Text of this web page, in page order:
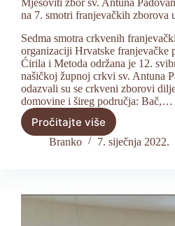
Mješoviti zbor sv. Antuna
na 7. smotri franjevačkih zborova
Sedma smotra crkvenih
organizaciji Hrvatske franjevačke
Ćirila i Metoda održana je 12.
našičkoj župnoj crkvi sv. Antuna
odazvali su se crkveni zborovi
domovine i šireg područja: Bač,…
Pročitajte više
Mješoviti
zbor
sudjelovao
na
Branko 7. siječnja 2022.